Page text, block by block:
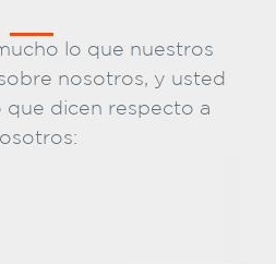
lo que nuestros
nosotros, y usted
que dicen respecto a